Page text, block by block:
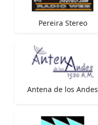
Pereira Stereo
Antena de los Andes